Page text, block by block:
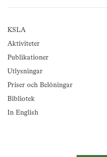
KSLA
Aktiviteter
Publikationer
Utlysningar
Priser och Belöningar
Bibliotek
In English